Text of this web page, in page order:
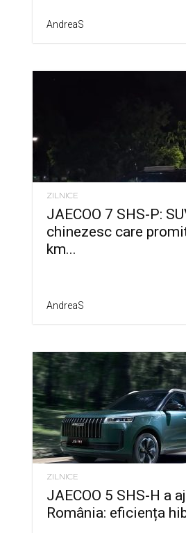
AndreaS
ZILNICE
JAECOO 7 SHS-P:
chinezesc care
km...
AndreaS
ZILNICE
JAECOO 5 SHS-H a
România: eficiența